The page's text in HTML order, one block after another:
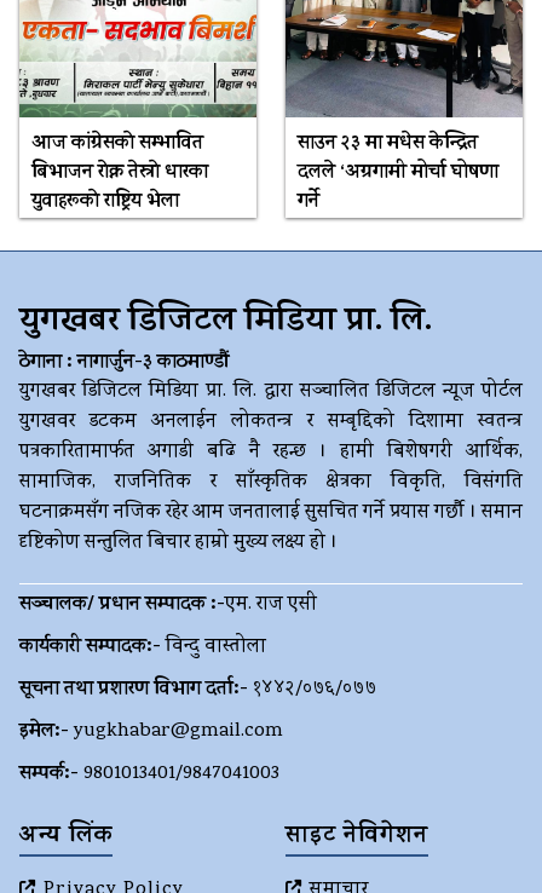
आज कांग्रेसकाे सम्भावित
बिभाजन राेक्न तेस्राे धारका
युवाहरूकाे राष्ट्रिय भेला
साउन २३ मा मधेस केन्द्रित
दलले ‘अग्रगामी मोर्चा घोषणा
गर्ने
युगखबर डिजिटल मिडिया प्रा. लि.
ठेगाना : नागार्जुन-३ काठमाण्डौं
युगखबर डिजिटल मिडिया प्रा. लि. द्धारा सञ्चालित डिजिटल न्यूज पोर्टल
युगखवर डटकम अनलाईन लोकतन्त्र र सम्बृद्दिको दिशामा स्वतन्त्र
पत्रकारितामार्फत अगाडी बढि नै रहन्छ । हामी बिशेषगरी आर्थिक,
सामाजिक, राजनितिक र साँस्कृतिक क्षेत्रका विकृति, विसंगति
घटनाक्रमसँग नजिक रहेर आम जनतालाई सुसचित गर्ने प्रयास गर्छौ । समान
दृष्टिकोण सन्तुलित बिचार हाम्रो मुख्य लक्ष्य हो ।
सञ्चालक/ प्रधान सम्पादक :-एम. राज एसी
कार्यकारी सम्पादक:-विन्दु वास्तोला
सूचना तथा प्रशारण विभाग दर्ता:- १४४२/०७६/०७७
इमेल:- yugkhabar@gmail.com
सम्पर्क:- 9801013401/9847041003
अन्य लिंक साइट नेविगेशन